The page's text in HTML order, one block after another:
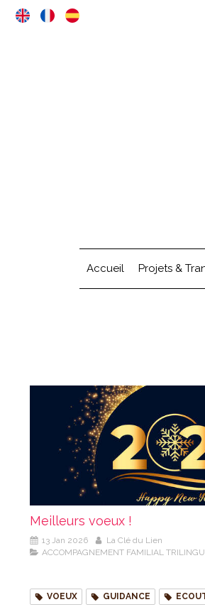
Accueil Projets &
Meilleurs voeux !
13 Jan 2026
La Clé du Lien
ACCOMPAGNEMENT FAMILIAL
VOEUX GUIDANCE